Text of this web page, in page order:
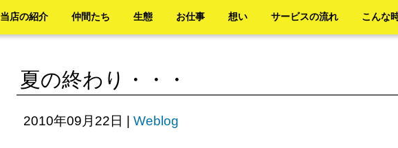
当店の紹介 仲間たち 生態 お仕事 想い サービスの流れ こんな
夏の終わり・・・
2010年09月22日 Weblog